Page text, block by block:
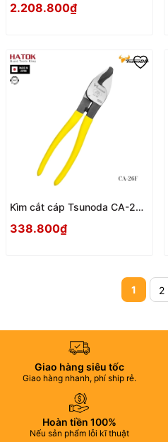
2.208.800₫
Kìm cắt cáp Tsunoda CA-26F
338.800₫
1 2
Giao hàng siêu tốc
Giao hàng nhanh, phí ship rẻ.
Hoàn tiền 100%
Nếu sản phẩm lỗi kĩ thuật